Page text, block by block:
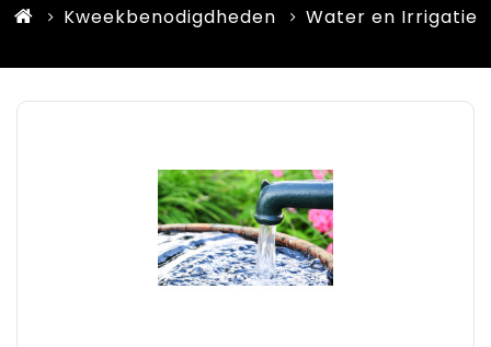
Kweekbenodigdheden Water en Irrigatie